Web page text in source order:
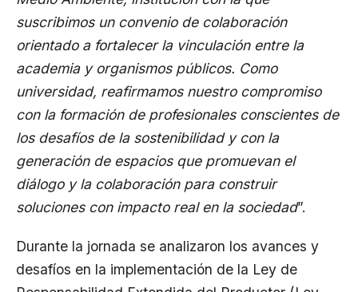
suscribimos un convenio de colaboración
orientado a fortalecer la vinculación entre la
academia y organismos públicos. Como
universidad, reafirmamos nuestro compromiso
con la formación de profesionales conscientes de
los desafíos de la sostenibilidad y con la
generación de espacios que promuevan el
diálogo y la colaboración para construir
soluciones con impacto real en la sociedad”.
Durante la jornada se analizaron los avances y
desafíos en la implementación de la Ley de